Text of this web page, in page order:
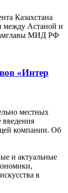
Казахстана
между Астаной и
МИД РФ
«Интер
местных
компании. Об
и актуальные
в